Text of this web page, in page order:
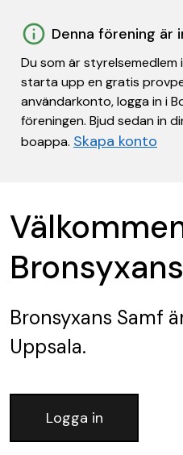
Denna förening är
Du som är styrelsemedlem
starta upp en gratis
användarkonto, logga in i
föreningen. Bjud sedan in
boappa. Skapa konto
Bronsyxans Samf
Uppsala.
Logga in